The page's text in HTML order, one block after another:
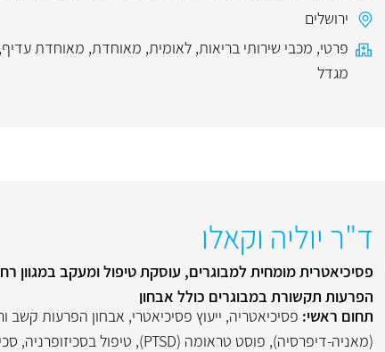
ירושלים
פרטי, מכבי שירותי בריאות, לאומית, מאוחדת, מאוחדת עדיף,
מגדל
ד"ר יוליה וקאלו
פסיכיאטרית מומחית למבוגרים, עוסקת טיפול ומעקב במגוון
הפרעות תקשורת במבוגרים כולל אבחון
תחום ראשי: פסיכיאטריה, ייעוץ פסיכיאטרי, אבחון הפרעות קשב
(מאניה-דיפרסיה), פוסט טראומה (PTSD) , טיפול בסכיזופרניה,